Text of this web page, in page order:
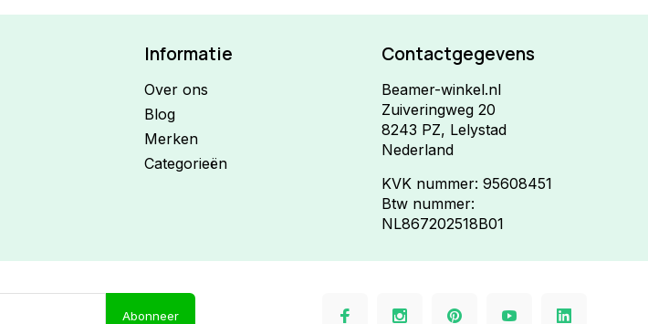
Informatie
Over ons
Blog
Merken
Categorieën
Contactgegevens
Beamer-winkel.nl
Zuiveringweg 20
8243 PZ, Lelystad
Nederland
KVK nummer: 95608451
Btw nummer:
NL867202518B01
Abonneer